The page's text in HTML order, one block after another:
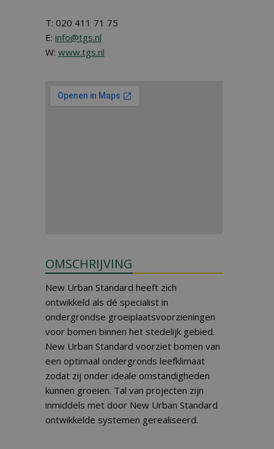
T: 020 411 71 75
E: info@tgs.nl
W: www.tgs.nl
OMSCHRIJVING
New Urban Standard heeft zich
ontwikkeld als dé specialist in
ondergrondse groeiplaatsvoorzieningen
voor bomen binnen het stedelijk gebied.
New Urban Standard voorziet bomen van
een optimaal ondergronds leefklimaat
zodat zij onder ideale omstandigheden
kunnen groeien. Tal van projecten zijn
inmiddels met door New Urban Standard
ontwikkelde systemen gerealiseerd.